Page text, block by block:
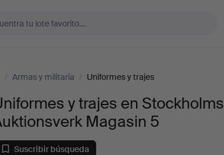
/ Armas y militaria / Uniformes y trajes
y trajes en Stockholms
Magasin 5
Suscribir búsqueda